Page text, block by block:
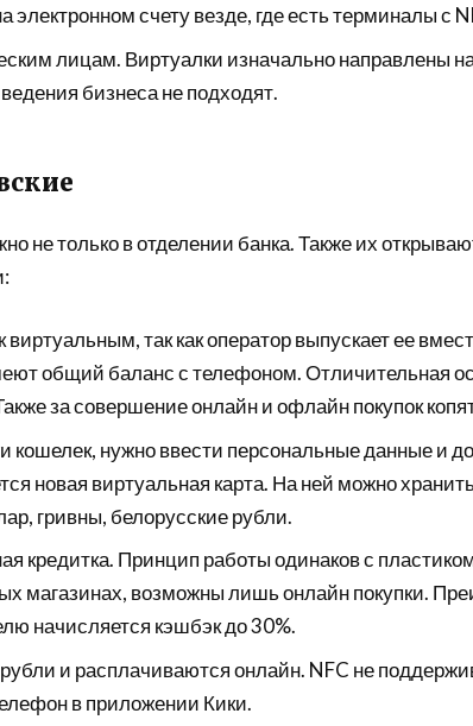
электронном счету везде, где есть терминалы с
лицам. Виртуалки изначально направлены
бизнеса не подходят.
не только в отделении банка. Также их
так как оператор выпускает ее
общий баланс с телефоном. Отличительная
за совершение онлайн и офлайн покупок
кошелек, нужно ввести персональные данные и
новая виртуальная карта. На ней можно
гривны, белорусские рубли.
кредитка. Принцип работы одинаков с
магазинах, возможны лишь онлайн покупки.
начисляется кэшбэк до 30%.
и расплачиваются онлайн. NFC не
в приложении Кики.